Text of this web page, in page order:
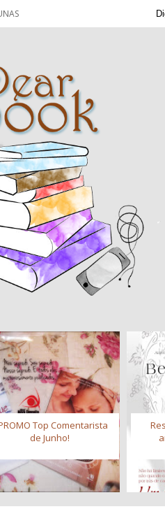
Top Comentarista
de Junho!